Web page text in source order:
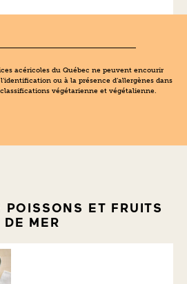
acéricoles du Québec ne peuvent encourir
ou à la présence d’allergènes dans
végétarienne et végétalienne.
POISSONS ET FRUITS
DE MER